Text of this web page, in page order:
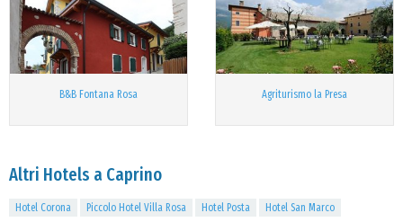
B&B Fontana Rosa Agriturismo la Presa
Altri Hotels a Caprino
Hotel Corona Piccolo Hotel Villa Rosa Hotel Posta
Hotel San Marco